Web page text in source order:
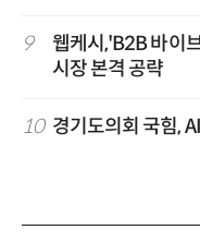
9
웹케시,'B2B 바이
시장 본격 공략
10 경기도의회 국힘,